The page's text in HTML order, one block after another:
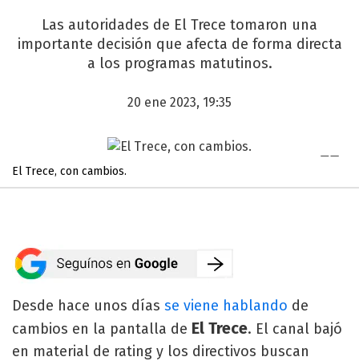
Las autoridades de El Trece tomaron una
importante decisión que afecta de forma directa
a los programas matutinos.
20 ene 2023, 19:35
El Trece, con cambios.
Desde hace unos días se viene hablando de
cambios en la pantalla de El Trece. El canal bajó
en material de rating y los directivos buscan